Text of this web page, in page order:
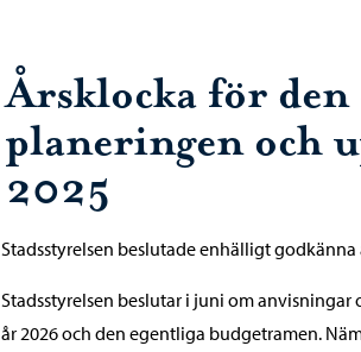
Årsklocka för den
planeringen och
2025
Stadsstyrelsen beslutade enhälligt godkänna
Stadsstyrelsen beslutar i juni om
år 2026 och den egentliga budgetramen.